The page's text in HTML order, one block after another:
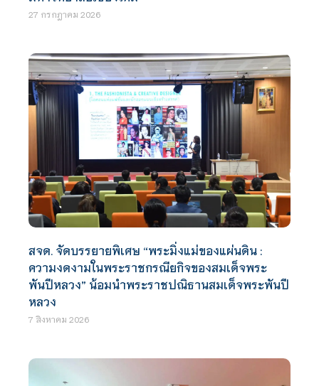
27 กรกฎาคม 2026
สจด. จัดบรรยายพิเศษ “พระมิ่งแม่ของแผ่นดิน :
ความงดงามในพระราชกรณียกิจของสมเด็จพระ
พันปีหลวง” น้อมนำพระราชปณิธานสมเด็จพระพันปี
หลวง
7 สิงหาคม 2026